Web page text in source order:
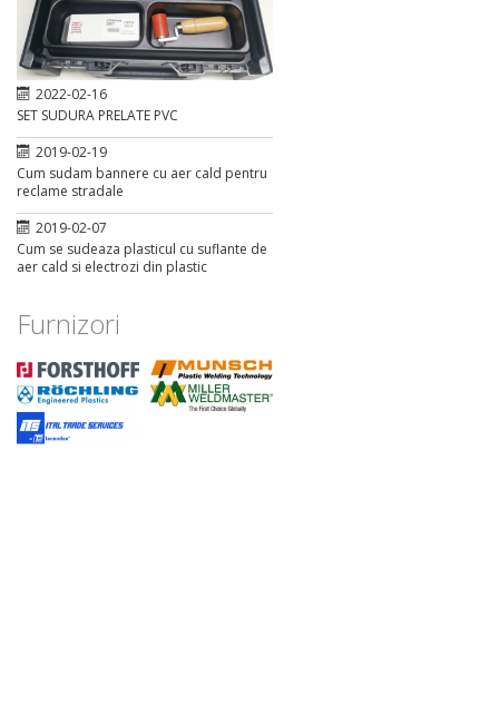
2022-02-16
SET SUDURA PRELATE PVC
2019-02-19
Cum sudam bannere cu aer cald pentru
reclame stradale
2019-02-07
Cum se sudeaza plasticul cu suflante de
aer cald si electrozi din plastic
Furnizori